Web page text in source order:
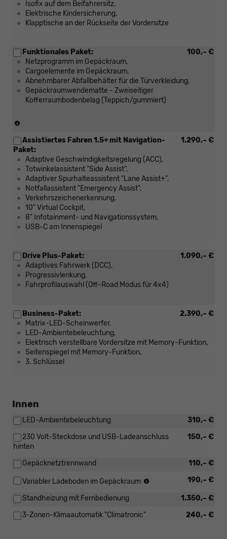
Isofix auf dem Beifahrersitz,
Elektrische Kindersicherung,
Klapptische an der Rückseite der Vordersitze
100,– €
Funktionales Paket:
Netzprogramm im Gepäckraum,
Cargoelemente im Gepäckraum,
Abnehmbarer Abfallbehälter für die Türverkleidung,
Gepäckraumwendematte - Zweiseitiger
Kofferraumbodenbelag (Teppich/gummiert)
Verbindung
mit:
[PKP]
Variabler
Ladeboden
im
Gepäckraum)
1.290,– €
Assistiertes Fahren 1.5+ mit Navigation-
Paket:
Adaptive Geschwindigkeitsregelung (ACC),
Totwinkelassistent "Side Assist",
Adaptiver Spurhalteassistent "Lane Assist+",
Notfallassistent "Emergency Assist",
Verkehrszeichenerkennung,
10" Virtual Cockpit,
8" Infotainment- und Navigationssystem,
USB-C am Innenspiegel
1.090,– €
Drive Plus-Paket:
Adaptives Fahrwerk (DCC),
Progressivlenkung,
Fahrprofilauswahl (Off-Road Modus für 4x4)
2.390,– €
Business-Paket:
Matrix-LED-Scheinwerfer,
LED-Ambientebeleuchtung,
Elektrisch verstellbare Vordersitze mit Memory-Funktion,
Seitenspiegel mit Memory-Funktion,
3. Schlüssel
Innen
310,– €
LED-Ambientebeleuchtung
150,– €
230 Volt-Steckdose und USB-Ladeanschluss
hinten
110,– €
Gepäcknetztrennwand
190,– €
Variabler Ladeboden im Gepäckraum
Verbindung1.350,– €
Standheizung mit Fernbedienung
240,– €
3-Zonen-Klimaautomatik "Climatronic"